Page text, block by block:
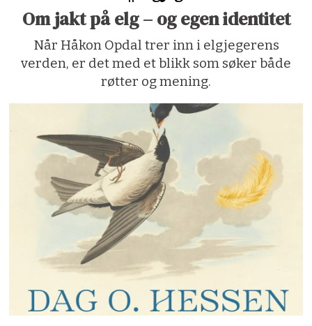
Om jakt på elg – og egen identitet
Når Håkon Opdal trer inn i elgjegerens
verden, er det med et blikk som søker både
røtter og mening.